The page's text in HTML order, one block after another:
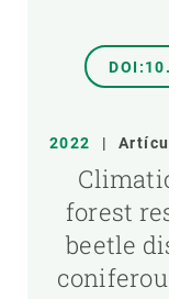
2022 |
forest
beetle